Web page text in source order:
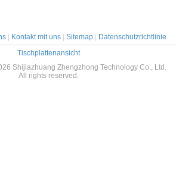
Kontakt mit uns Sitemap
Datenschutzrichtlinie
Tischplattenansicht
Shijiazhuang Zhengzhong Technology Co., Ltd.
All rights reserved.